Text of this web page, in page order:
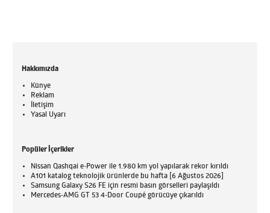
Hakkımızda
Künye
Reklam
İletişim
Yasal Uyarı
Popüler İçerikler
Nissan Qashqai e-Power ile 1.980 km yol yapılarak rekor kırıldı
A101 katalog teknolojik ürünlerde bu hafta [6 Ağustos 2026]
Samsung Galaxy S26 FE için resmi basın görselleri paylaşıldı
Mercedes-AMG GT 53 4-Door Coupé görücüye çıkarıldı